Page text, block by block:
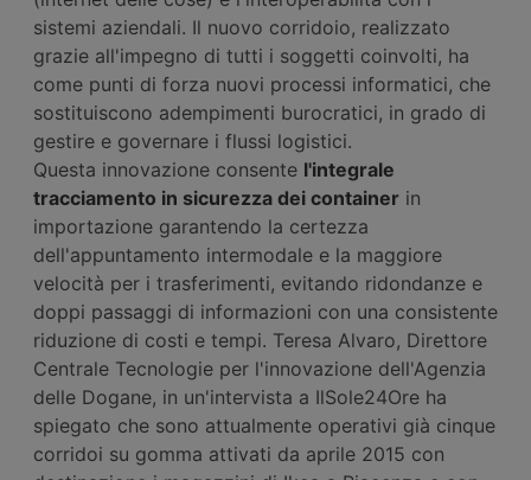
sistemi aziendali. Il nuovo corridoio, realizzato
grazie all'impegno di tutti i soggetti coinvolti, ha
come punti di forza nuovi processi informatici, che
sostituiscono adempimenti burocratici, in grado di
gestire e governare i flussi logistici.
Questa innovazione consente l'integrale
tracciamento in sicurezza dei container in
importazione garantendo la certezza
dell'appuntamento intermodale e la maggiore
velocità per i trasferimenti, evitando ridondanze e
doppi passaggi di informazioni con una consistente
riduzione di costi e tempi. Teresa Alvaro, Direttore
Centrale Tecnologie per l'innovazione dell'Agenzia
delle Dogane, in un'intervista a IlSole24Ore ha
spiegato che sono attualmente operativi già cinque
corridoi su gomma attivati da aprile 2015 con